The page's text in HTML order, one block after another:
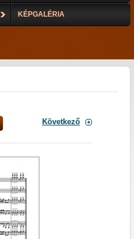
Következő
KÉPGALÉRIA